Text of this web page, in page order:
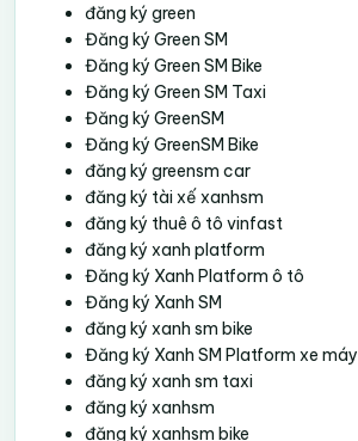
đăng ký green
Đăng ký Green SM
Đăng ký Green SM Bike
Đăng ký Green SM Taxi
Đăng ký GreenSM
Đăng ký GreenSM Bike
đăng ký greensm car
đăng ký tài xế xanhsm
đăng ký thuê ô tô vinfast
đăng ký xanh platform
Đăng ký Xanh Platform ô tô
Đăng ký Xanh SM
đăng ký xanh sm bike
Đăng ký Xanh SM Platform xe máy
đăng ký xanh sm taxi
đăng ký xanhsm
đăng ký xanhsm bike